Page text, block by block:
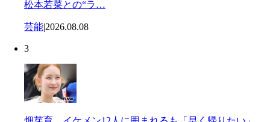
松本若菜との“ラ…
芸能|2026.08.08
3